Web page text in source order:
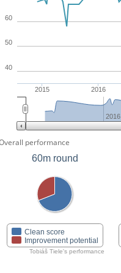
2015 2016
40
50
60
2016
performance
60m round
Clean score
Improvement potential
Tobiáš Tiele's performance